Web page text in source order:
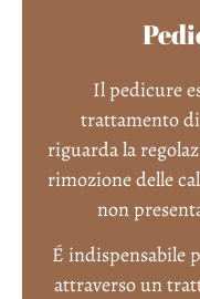
Il pedicure
trattamento
riguarda la
rimozione delle
non
É indispensabile
attraverso un